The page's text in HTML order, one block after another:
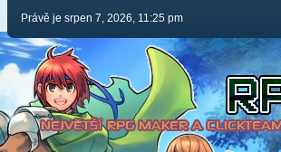
Právě je srpen 7, 2026, 11:25 pm